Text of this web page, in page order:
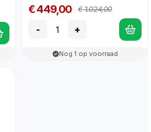
€ 449,00 € 1.024,00
- +
Nog 1 op voorraad